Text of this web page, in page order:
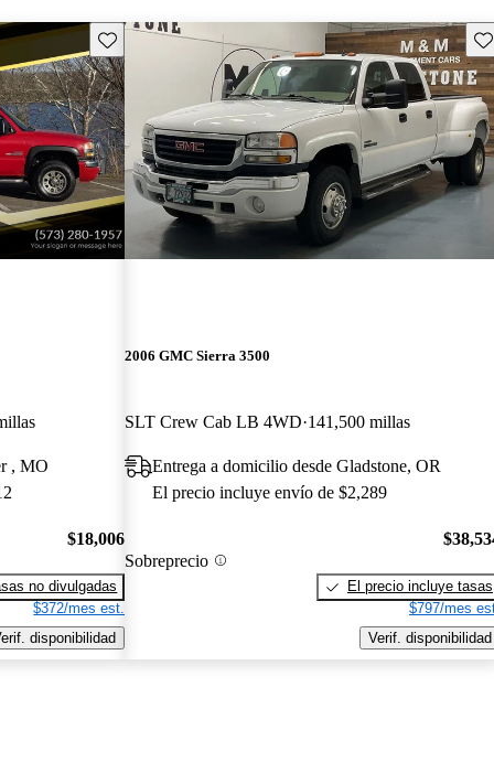
Guarda este Aviso
, MO
$18,006
no divulgadas
$372/mes est.
disponibilidad
2006 GMC Sierra 3500
SLT Crew Cab LB 4WD 141,500 millas
Entrega a domicilio desde Gladstone, OR
El precio incluye envío de $2,289
Sobreprecio
El precio incluye tasas
$797/mes
Verif. disponibilidad